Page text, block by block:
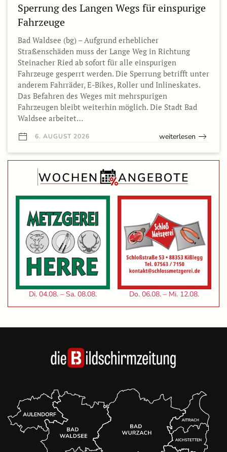
Sperrung des Langen Wegs für einspurige
Fahrzeuge
Bad Waldsee (bg) – Aufgrund erheblicher
Straßenschäden muss der Lange Weg in Richtung
Steinacher Ried ab sofort für alle einspurigen
Fahrzeuge gesperrt werden. Die Sperrung betrifft unter
anderem Fahrräder, E-Bikes, Roller und Inlineskates.
Das Befahren des Weges mit mehrspurigen
Fahrzeugen bleibt weiterhin möglich. Die Stadt Bad
Waldsee arbeitet…
6. AUGUST 2026 weiterlesen
Di. 04.08. – Sa. 08.08. Do. 06.08. – Mi. 12.08.